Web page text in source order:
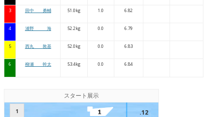
3 田中 勇輔 51.0kg 1.0 6.82
4 浦野 海 52.2kg 0.0 6.79
5 西丸 敦基 52.0kg 0.0 6.83
6 柳瀬 幹太 53.4kg 0.0 6.84
スタート展示
1 .12